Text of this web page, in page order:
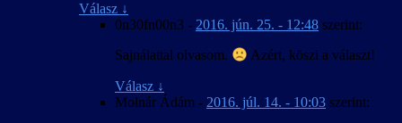
Válasz ↓
0n30fn00n3 - 2016. jún. 25. - 12:48 szerint:
Sajnálattal olvasom.
Azért, köszi a választ!
Válasz ↓
Molnár Ádám - 2016. júl. 14. - 10:03 szerint: